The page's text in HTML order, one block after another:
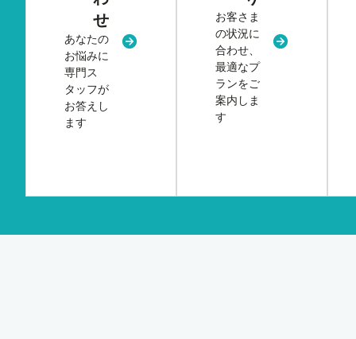
せ
あなたの
お悩みに
専門ス
タッフが
お答えし
ます
新規タブまたはウィンドウで開く
お客さま
の状況に
合わせ、
最適なプ
ランをご
案内しま
す
新規タブま